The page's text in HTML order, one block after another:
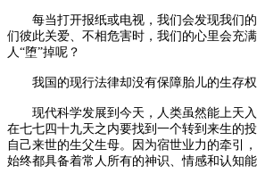
每当打开报纸或电视，我们会发现我们的
们彼此关爱、不相危害时，我们的心里会充
人“堕”掉呢？
我国的现行法律却没有保障胎儿的生存权
现代科学发展到今天，人类虽然能上天入
在七七四十九天之内要找到一个转到来生的
自己来世的生父生母。因为宿世业力的牵引
始终都具备着常人所有的神识、情感和认知